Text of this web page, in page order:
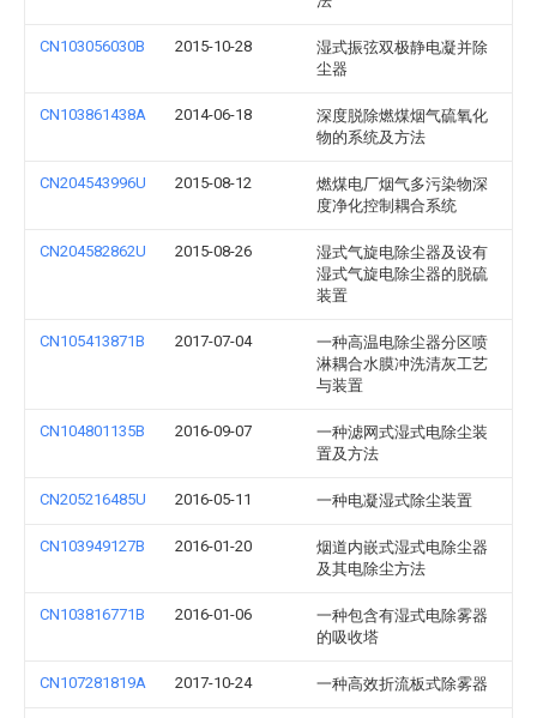
CN103056030B 2015-10-28
湿式振弦双极静电凝并除
尘器
CN103861438A 2014-06-18
深度脱除燃煤烟气硫氧化
物的系统及方法
CN204543996U 2015-08-12
燃煤电厂烟气多污染物深
度净化控制耦合系统
CN204582862U 2015-08-26
湿式气旋电除尘器及设有
湿式气旋电除尘器的脱硫
装置
CN105413871B 2017-07-04
一种高温电除尘器分区喷
淋耦合水膜冲洗清灰工艺
与装置
CN104801135B 2016-09-07
一种滤网式湿式电除尘装
置及方法
CN205216485U 2016-05-11 一种电凝湿式除尘装置
CN103949127B 2016-01-20
烟道内嵌式湿式电除尘器
及其电除尘方法
CN103816771B 2016-01-06
一种包含有湿式电除雾器
的吸收塔
CN107281819A 2017-10-24 一种高效折流板式除雾器